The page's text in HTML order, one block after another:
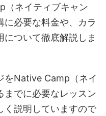
（ネイティブキャン
に必要な料金や、カラ
ついて徹底解説しま
をNative Camp（ネイ
までに必要なレッスン
く説明していますので